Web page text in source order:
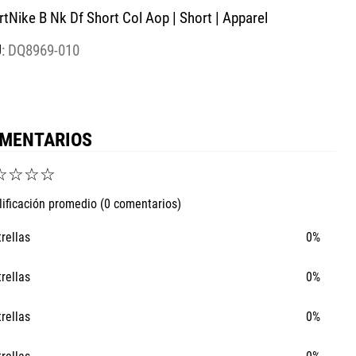
B Nk Df Short Col Aop | Short | Apparel
: DQ8969-010
☆☆☆
promedio (0 comentarios)
0%
0%
0%